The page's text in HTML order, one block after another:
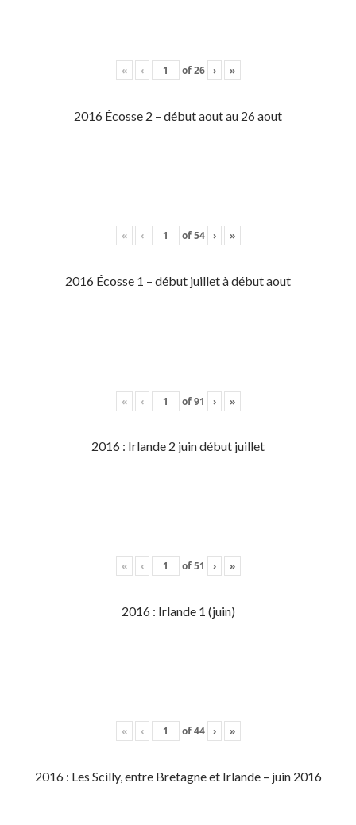
« ‹ of26 › »
2016 Écosse 2 – début aout au 26 aout
« ‹ of54 › »
2016 Écosse 1 – début juillet à début aout
« ‹ of91 › »
2016 : Irlande 2 juin début juillet
« ‹ of51 › »
2016 : Irlande 1 (juin)
« ‹ of44 › »
2016 : Les Scilly, entre Bretagne et Irlande – juin 2016